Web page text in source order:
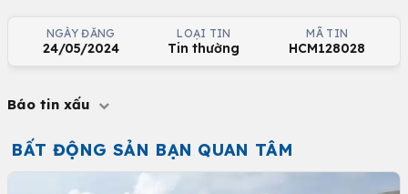
NGÀY ĐĂNG
24/05/2024
LOẠI TIN
Tin thường
MÃ TIN
HCM128028
Báo tin xấu
BẤT ĐỘNG SẢN BẠN QUAN TÂM